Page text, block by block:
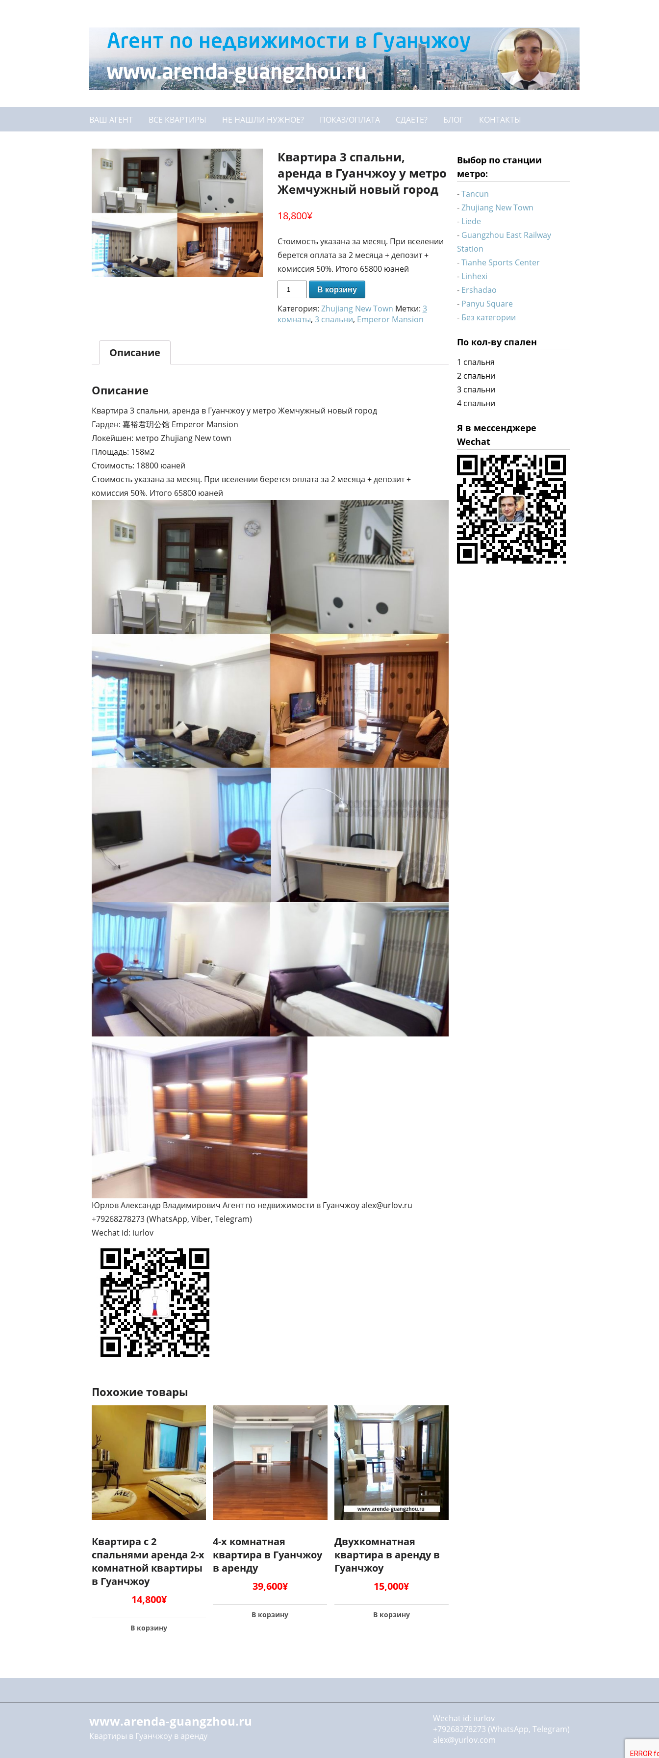
ВАШ АГЕНТ ВСЕ КВАРТИРЫ НЕ НАШЛИ НУЖНОЕ? ПОКАЗ/ОПЛАТА СДАЕТЕ? БЛОГ КОНТАКТЫ
Квартира 3 спальни,
аренда в Гуанчжоу у метро
Жемчужный новый город
18,800¥
Стоимость указана за месяц. При вселении
берется оплата за 2 месяца + депозит +
комиссия 50%. Итого 65800 юаней
В корзину
Категория: Zhujiang New Town Метки: 3
комнаты, 3 спальни, Emperor Mansion
Описание
Описание
Квартира 3 спальни, аренда в Гуанчжоу у метро Жемчужный новый город
Гарден: 嘉裕君玥公馆 Emperor Mansion
Локейшен: метро Zhujiang New town
Площадь: 158м2
Стоимость: 18800 юаней
Стоимость указана за месяц. При вселении берется оплата за 2 месяца + депозит +
комиссия 50%. Итого 65800 юаней
Юрлов Александр Владимирович Агент по недвижимости в Гуанчжоу alex@urlov.ru
+79268278273 (WhatsApp, Viber, Telegram)
Wechat id: iurlov
Похожие товары
Квартира с 2
спальнями аренда 2-х
комнатной квартиры
в Гуанчжоу
14,800¥
В корзину
4-х комнатная
квартира в Гуанчжоу
в аренду
39,600¥
В корзину
Двухкомнатная
квартира в аренду в
Гуанчжоу
15,000¥
В корзину
Выбор по станции
метро:
Tancun
Zhujiang New Town
Liede
Guangzhou East Railway
Station
Tianhe Sports Center
Linhexi
Ershadao
Panyu Square
Без категории
По кол-ву спален
1 спальня
2 спальни
3 спальни
4 спальни
Я в мессенджере
Wechat
www.arenda-guangzhou.ru
Квартиры в Гуанчжоу в аренду
Wechat id: iurlov
+79268278273 (WhatsApp, Telegram)
alex@yurlov.com